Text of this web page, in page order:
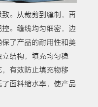
。从裁剪到缝制，再
。缝线均匀细密，边
了产品的耐用性和美
结构，填充均匀稳
有效防止填充物移
面料缩水率，使产品